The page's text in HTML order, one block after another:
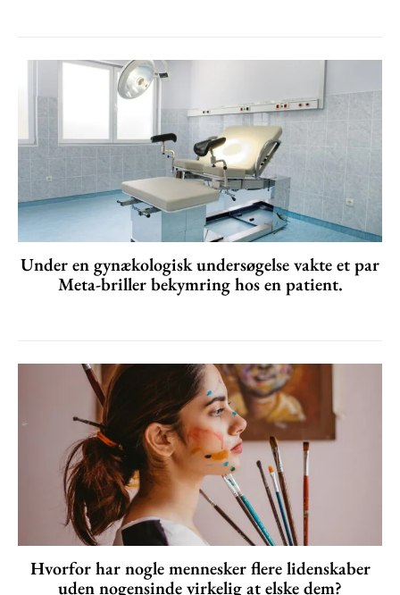
Under en gynækologisk undersøgelse vakte et par
Meta-briller bekymring hos en patient.
Hvorfor har nogle mennesker flere lidenskaber
uden nogensinde virkelig at elske dem?